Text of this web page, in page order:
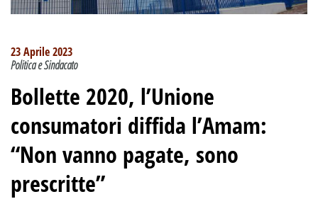
23 Aprile 2023
Politica e Sindacato
Bollette 2020, l’Unione
consumatori diffida l’Amam:
“Non vanno pagate, sono
prescritte”